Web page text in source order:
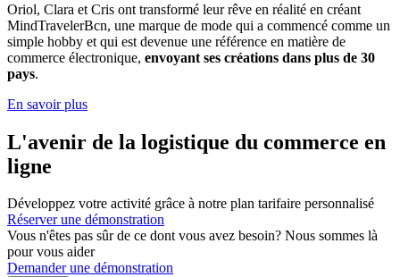
Oriol, Clara et Cris ont transformé leur rêve en réalité en créant
MindTravelerBcn, une marque de mode qui a commencé comme un
simple hobby et qui est devenue une référence en matière de
commerce électronique, envoyant ses créations dans plus de 30
pays.
En savoir plus
L'avenir de la logistique du commerce en
ligne
Développez votre activité grâce à notre plan tarifaire personnalisé
Réserver une démonstration
Vous n'êtes pas sûr de ce dont vous avez besoin? Nous sommes là
pour vous aider
Demander une démonstration